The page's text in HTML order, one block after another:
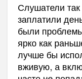
Слушатели
заплатили
были
ярко как
лучше бы
вживую, а